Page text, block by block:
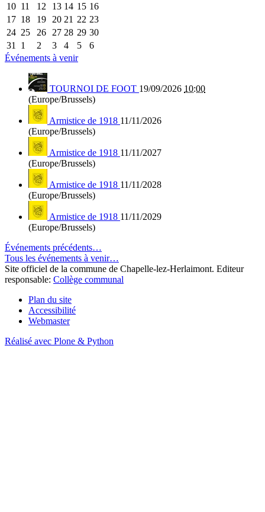
10 11 12 13 14 15 16
17 18 19 20 21 22 23
24 25 26 27 28 29 30
31 1 2 3 4 5
6
Événements à venir
TOURNOI DE FOOT 19/09/2026 10:00
(Europe/Brussels)
Armistice de 1918 11/11/2026
(Europe/Brussels)
Armistice de 1918 11/11/2027
(Europe/Brussels)
Armistice de 1918 11/11/2028
(Europe/Brussels)
Armistice de 1918 11/11/2029
(Europe/Brussels)
Événements précédents…
Tous les événements à venir…
Site officiel de la commune de Chapelle-lez-Herlaimont. Editeur
responsable: Collège communal
Plan du site
Accessibilité
Webmaster
Réalisé avec Plone & Python